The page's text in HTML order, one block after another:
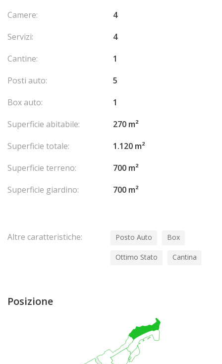
Camere:
4
Servizi:
4
Cantine:
1
Posti auto:
5
Box auto:
1
Superficie abitabile:
270 m²
Superficie totale:
1.120 m²
Superficie terreno:
700 m²
Superficie giardino:
700 m²
Altre caratteristiche: Posto Auto Box
Ottimo Stato Cantina
Posizione